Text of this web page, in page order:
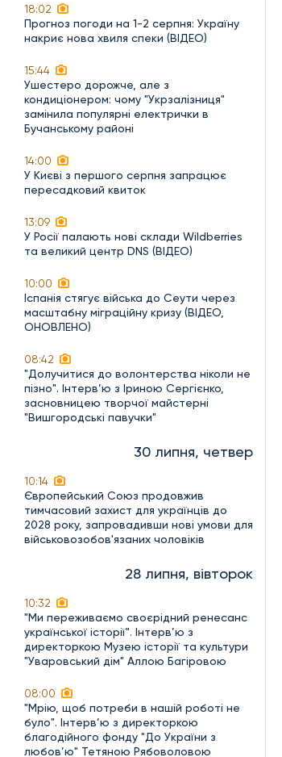
18:02
Прогноз погоди на 1-2 серпня: Україну
накриє нова хвиля спеки (ВІДЕО)
15:44
Ушестеро дорожче, але з
кондиціонером: чому "Укрзалізниця"
замінила популярні електрички в
Бучанському районі
14:00
У Києві з першого серпня запрацює
пересадковий квиток
13:09
У Росії палають нові склади Wildberries
та великий центр DNS (ВІДЕО)
10:00
Іспанія стягує війська до Сеути через
масштабну міграційну кризу (ВІДЕО,
ОНОВЛЕНО)
08:42
"Долучитися до волонтерства ніколи не
пізно". Інтерв’ю з Іриною Сергієнко,
засновницею творчої майстерні
"Вишгородські павучки"
30 липня, четвер
10:14
Європейський Союз продовжив
тимчасовий захист для українців до
2028 року, запровадивши нові умови для
військовозобов'язаних чоловіків
28 липня, вівторок
10:32
"Ми переживаємо своєрідний ренесанс
української історії". Інтерв’ю з
директоркою Музею історії та культури
"Уваровський дім" Аллою Багіровою
08:00
"Мрію, щоб потреби в нашій роботі не
було". Інтерв’ю з директоркою
благодійного фонду "До України з
любов’ю" Тетяною Рябоволовою